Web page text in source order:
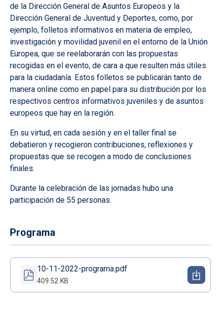
de la Dirección General de Asuntos Europeos y la
Dirección General de Juventud y Deportes, como, por
ejemplo, folletos informativos en materia de empleo,
investigación y movilidad juvenil en el entorno de la Unión
Europea, que se reelaborarán con las propuestas
recogidas en el evento, de cara a que resulten más útiles
para la ciudadanía. Estos folletos se publicarán tanto de
manera online como en papel para su distribución por los
respectivos centros informativos juveniles y de asuntos
europeos que hay en la región.
En su virtud, en cada sesión y en el taller final se
debatieron y recogieron contribuciones, reflexiones y
propuestas que se recogen a modo de conclusiones
finales.
Durante la celebración de las jornadas hubo una
participación de 55 personas.
Programa
10-11-2022-programa.pdf
409.52 KB